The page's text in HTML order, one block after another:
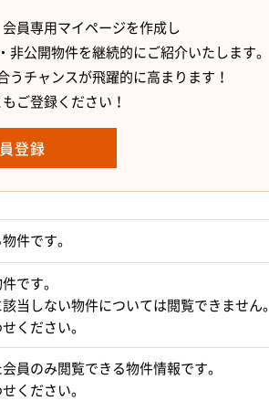
員専用マイページを作成し
公開物件を継続的にご紹介いたします。
チャンスが飛躍的に高まります！
ご登録ください！
登録
件です。
です。
当しない物件については閲覧できません。
ください。
員のみ閲覧できる物件情報です。
ください。